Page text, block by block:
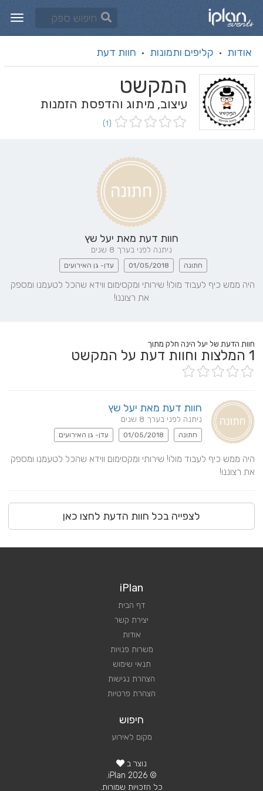
אודות · קליפים ותמונות · חוות דעת
המקשט
עיצוב, מיתוג והדפסת הזמנות
(1)
חוות דעת מאת יעל שץ
ניתנה לפני בערך 8 שנים
חתונה 01/05/2018 עדן- גן האירועים
את רצוננו!
חוות הדעת של יעל הינה חלק מתוך
1 המלצות וחוות דעת על המקשט
חוות דעת מאת יעל שץ
ניתנה לפני בערך 8 שנים
חתונה 01/05/2018 עדן- גן האירועים
את רצוננו!
לצפייה בכל חוות הדעת לחצו כאן
iPlan
דף הבית
יצירת קשר
אודות
משרות פנויות
תנאי שימוש
הצהרת נגישות
הצהרת פרטיות
חיפוש
מקום לאירוע
נוצר ב
© 2026 iPlan.
כל הזכויות שמורות.